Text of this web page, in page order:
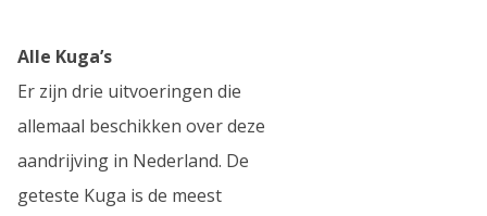
Alle Kuga’s
Er zijn drie uitvoeringen die
allemaal beschikken over deze
aandrijving in Nederland. De
geteste Kuga is de meest